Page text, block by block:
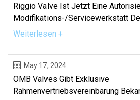
Riggio Valve Ist Jetzt Eine
Modifikations-/Servicewerkstatt
Weiterlesen +
May 17, 2024
OMB Valves Gibt Exklusive
Rahmenvertriebsvereinbarung